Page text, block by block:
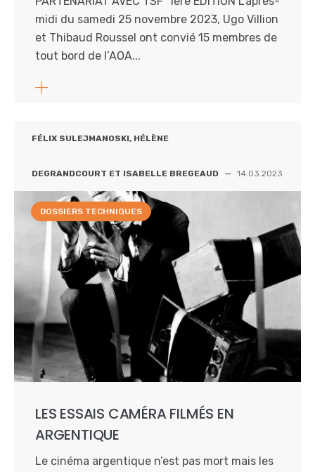
midi du samedi 25 novembre 2023, Ugo Villion
et Thibaud Roussel ont convié 15 membres de
tout bord de l’AOA...
FÉLIX SULEJMANOSKI, HÉLÈNE
DEGRANDCOURT ET ISABELLE BREGEAUD — 14.03.2023
DOSSIERS TECHNIQUES
LES ESSAIS CAMÉRA FILMÉS EN
ARGENTIQUE
Le cinéma argentique n’est pas mort mais les